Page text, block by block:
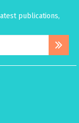
publications,